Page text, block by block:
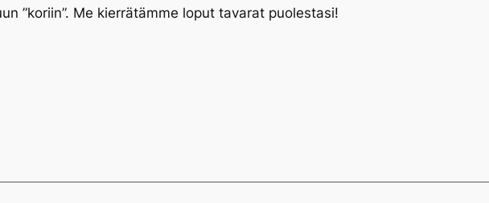
”koriin”. Me kierrätämme loput tavarat puolestasi!